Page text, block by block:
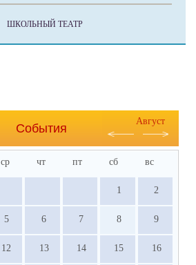
ШКОЛЬНЫЙ ТЕАТР
События
Август
ср чт пт сб вс
1 2
5 6 7 8 9
12 13 14 15 16